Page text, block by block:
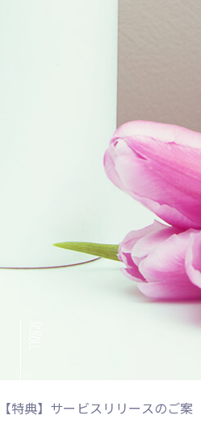
【特典】サービスリリースのご案